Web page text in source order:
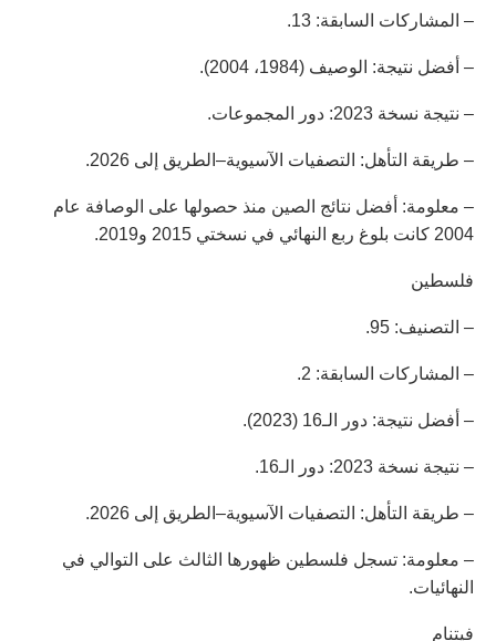
– المشاركات السابقة: 13.
– أفضل نتيجة: الوصيف (1984، 2004).
– نتيجة نسخة 2023: دور المجموعات.
– طريقة التأهل: التصفيات الآسيوية–الطريق إلى 2026.
– معلومة: أفضل نتائج الصين منذ حصولها على الوصافة عام
2004 كانت بلوغ ربع النهائي في نسختي 2015 و2019.
فلسطين
– التصنيف: 95.
– المشاركات السابقة: 2.
– أفضل نتيجة: دور الـ16 (2023).
– نتيجة نسخة 2023: دور الـ16.
– طريقة التأهل: التصفيات الآسيوية–الطريق إلى 2026.
– معلومة: تسجل فلسطين ظهورها الثالث على التوالي في
النهائيات.
فيتنام